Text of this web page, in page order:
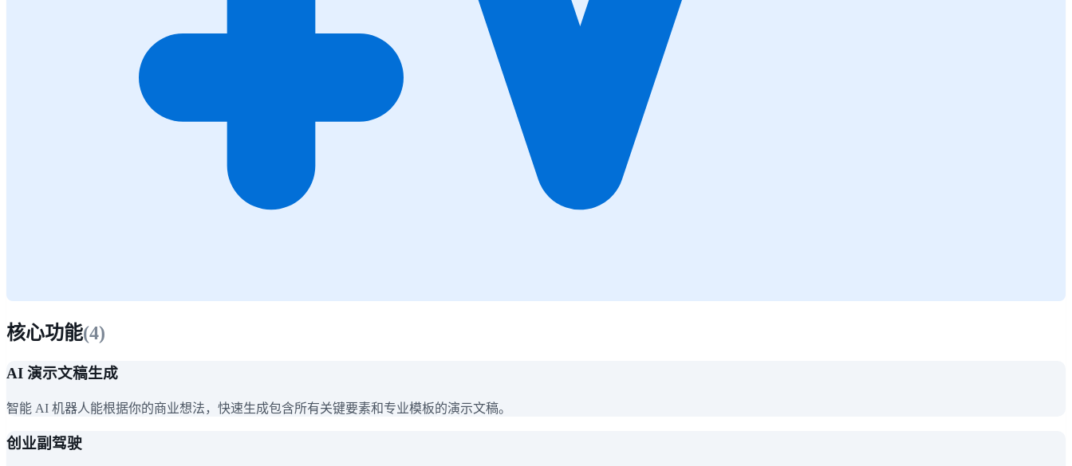
核心功能(4)
AI 演示文稿生成
智能 AI 机器人能根据你的商业想法，快速生成包含所有关键要素和专业模板的演示文稿。
创业副驾驶